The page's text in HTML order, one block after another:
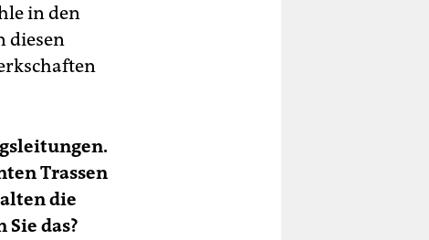
in den
diesen
Trassen
die
das?